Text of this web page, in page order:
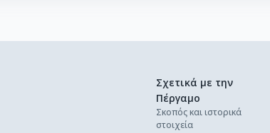
Σχετικά με την
Πέργαμο
Σκοπός και ιστορικά
στοιχεία